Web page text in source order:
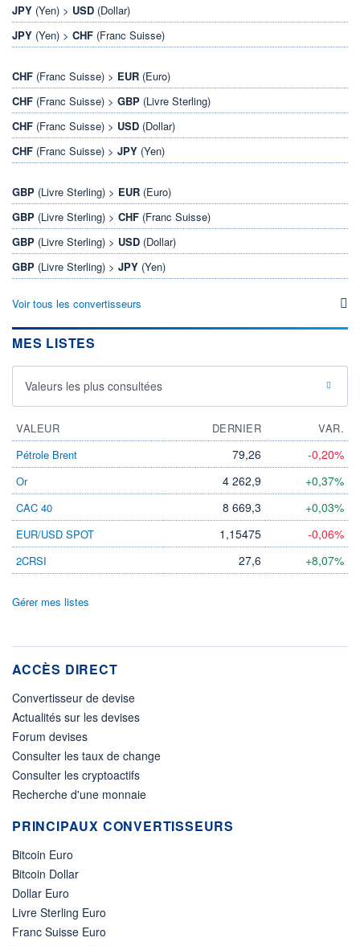
JPY (Yen) > USD (Dollar)
JPY (Yen) > CHF (Franc Suisse)
CHF (Franc Suisse) > EUR (Euro)
CHF (Franc Suisse) > GBP (Livre Sterling)
CHF (Franc Suisse) > USD (Dollar)
CHF (Franc Suisse) > JPY (Yen)
GBP (Livre Sterling) > EUR (Euro)
GBP (Livre Sterling) > CHF (Franc Suisse)
GBP (Livre Sterling) > USD (Dollar)
GBP (Livre Sterling) > JPY (Yen)
Voir tous les convertisseurs
MES LISTES
Valeurs les plus consultées
VALEUR DERNIER
VAR.
Pétrole Brent
79,26 -0,20%
Or 4 262,9 +0,37%
CAC 40 8 669,3 +0,03%
EUR/USD SPOT 1,15475 -0,06%
2CRSI 27,6 +8,07%
Gérer mes listes
ACCÈS DIRECT
Convertisseur de devise
Actualités sur les devises
Forum devises
Consulter les taux de change
Consulter les cryptoactifs
Recherche d'une monnaie
PRINCIPAUX CONVERTISSEURS
Bitcoin Euro
Bitcoin Dollar
Dollar Euro
Livre Sterling Euro
Franc Suisse Euro